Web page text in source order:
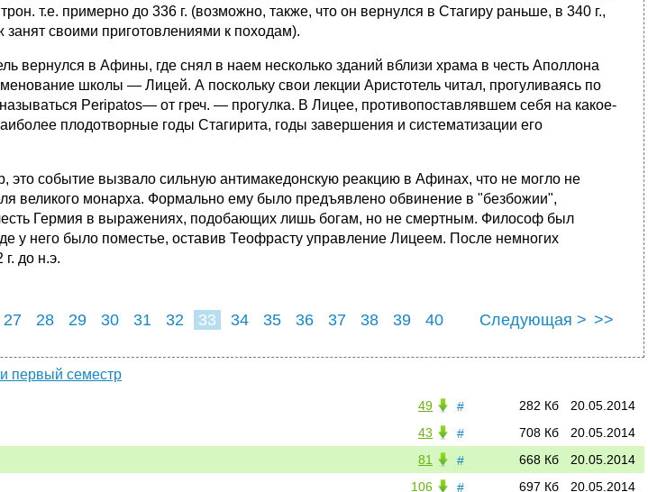
т.е. примерно до 336 г. (возможно, также, что он вернулся в Стагиру раньше, в 340 г.,
занят своими приготовлениями к походам).
вернулся в Афины, где снял в наем несколько зданий вблизи храма в честь Аполлона
школы — Лицей. А поскольку свои лекции Аристотель читал, прогуливаясь по
Peripatos— от греч. — прогулка. В Лицее, противопоставлявшем себя на какое-
плодотворные годы Стагирита, годы завершения и систематизации его
это событие вызвало сильную антимакедонскую реакцию в Афинах, что не могло не
великого монарха. Формально ему было предъявлено обвинение в "безбожии",
Гермия в выражениях, подобающих лишь богам, но не смертным. Философ был
у него было поместье, оставив Теофрасту управление Лицеем. После немногих
до н.э.
27 28 29 30 31 32 33 34 35 36 37 38 39
40
Следующая > >>
первый семестр
# 20.05.2014
282 Кб
49
#
20.05.2014
708 Кб
43
#
20.05.2014
668 Кб
81
#
20.05.2014
697 Кб
106